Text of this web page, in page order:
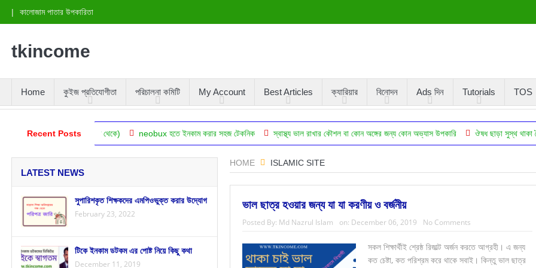
| কালোজাম পাতার উপকারিতা
tkincome
Home কুইজ প্রতিযোগীতা পরিচালনা কমিটি My Account Best Articles ক্যারিয়ার বিনোদন Ads দিন Tutorials TOS
Recent Posts
(বিজ্ঞানের দৃষ্টিকোণ থেকে) neobux হতে ইনকাম করার সহজ টেকনিক স্বাস্থ্য ভাল রাখার কৌশল বা কোন অঙ্গের জন্য কোন অভ্যাস উপকারি ঔষধ ছাড়া সুস্থ থাকা বৈজ্ঞানিকভাবে
HOME ISLAMIC SITE
ভাল ছাত্র হওয়ার জন্য যা যা করণীয় ও বর্জনীয়
Posted By: Md Nazrul Islam on: December 06, 2019 No Comments
সকল শিক্ষার্থীই শ্রেষ্ঠ রিজাল্ট অর্জন করতে আগ্রহী। এ জন্য
কত চেষ্টা, কত পরিশ্রম করে থাকে সবাই। কিন্তু ভাল ছাত্র
LATEST NEWS
সুপারিশকৃত শিক্ষকদের এমপিওভুক্ত করার উদ্যোগ
February 23, 2022
টিকে ইনকাম ডটকম এর পোষ্ট নিয়ে কিছু কথা
December 11, 2019